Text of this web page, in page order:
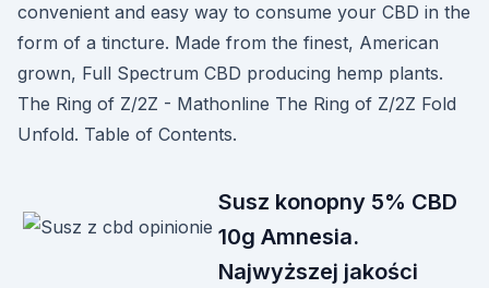
convenient and easy way to consume your CBD in the
form of a tincture. Made from the finest, American
grown, Full Spectrum CBD producing hemp plants.
The Ring of Z/2Z - Mathonline The Ring of Z/2Z Fold
Unfold. Table of Contents.
Susz konopny 5% CBD
10g Amnesia.
Najwyższej jakości